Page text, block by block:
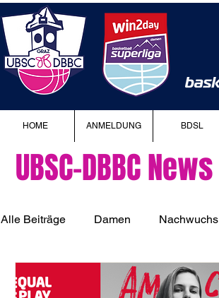
HOME ANMELDUNG BDSL
UBSC-DBBC News
Alle Beiträge Damen Nachwuchs